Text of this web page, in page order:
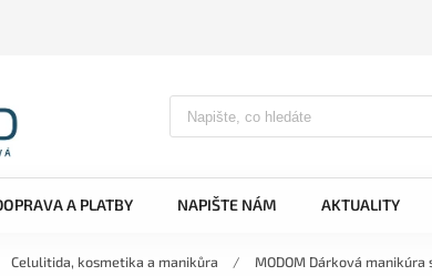
A PLATBY NAPIŠTE NÁM AKTUALITY
Celulitida, kosmetika a manikůra / MODOM Dárková manikúra